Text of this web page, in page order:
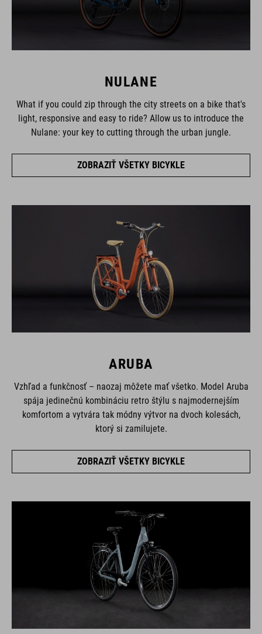
NULANE
What if you could zip through the city streets on a bike that's
light, responsive and easy to ride? Allow us to introduce the
Nulane: your key to cutting through the urban jungle.
ZOBRAZIŤ VŠETKY BICYKLE
ARUBA
Vzhľad a funkčnosť – naozaj môžete mať všetko. Model Aruba
spája jedinečnú kombináciu retro štýlu s najmodernejším
komfortom a vytvára tak módny výtvor na dvoch kolesách,
ktorý si zamilujete.
ZOBRAZIŤ VŠETKY BICYKLE